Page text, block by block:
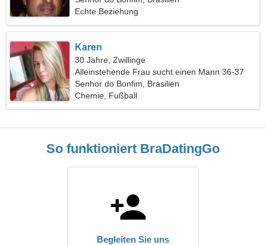
Echte Beziehung
Karen
30 Jahre, Zwillinge
Alleinstehende Frau sucht einen Mann 36-37
Senhor do Bonfim, Brasilien
Chemie, Fußball
So funktioniert BraDatingGo
Begleiten Sie uns